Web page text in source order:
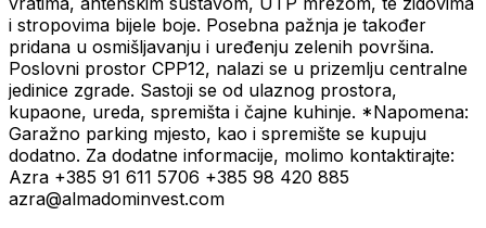
i stropovima bijele boje. Posebna pažnja je također
pridana u osmišljavanju i uređenju zelenih površina.
Poslovni prostor CPP12, nalazi se u prizemlju centralne
jedinice zgrade. Sastoji se od ulaznog prostora,
kupaone, ureda, spremišta i čajne kuhinje. *Napomena:
Garažno parking mjesto, kao i spremište se kupuju
dodatno. Za dodatne informacije, molimo kontaktirajte:
Azra +385 91 611 5706 +385 98 420 885
azra@almadominvest.com